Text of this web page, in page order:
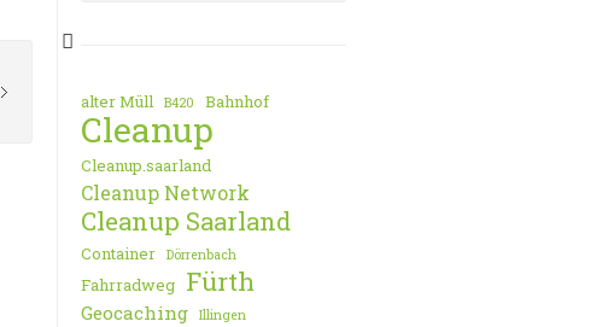
alter Müll B420 Bahnhof
Cleanup
Cleanup.saarland
Cleanup Network
Cleanup Saarland
Container Dörrenbach
Fahrradweg Fürth
Geocaching Illingen